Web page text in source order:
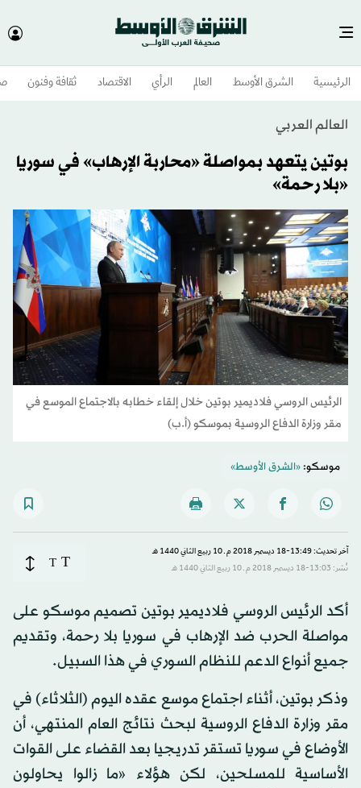
الرئيسية الشرق الأوسط​ العالم الرأي الاقتصاد ثقافة وفنون
العالم العربي
بوتين يتعهد بمواصلة «محاربة الإرهاب» في سوريا
«بلا رحمة»
الرئيس الروسي فلاديمير بوتين خلال إلقاء خطابه بالاجتماع الموسع في
مقر وزارة الدفاع الروسية بموسكو (أ.ب)
موسكو:«الشرق الأوسط»
آخر تحديث: 13:49-18 ديسمبر 2018 م ـ 10 ربيع الثاني 1440 هـ
نُشر: 13:03-18 ديسمبر 2018 م ـ 10 ربيع الثاني 1440 هـ
T
T
أكد الرئيس الروسي فلاديمير بوتين تصميم موسكو على
مواصلة الحرب ضد الإرهاب في سوريا بلا رحمة، وتقديم
جميع أنواع الدعم للنظام السوري في هذا السبيل.
وذكر بوتين، أثناء اجتماع موسع عقده اليوم (الثلاثاء) في
مقر وزارة الدفاع الروسية لبحث نتائج العام المنتهي، أن
الأوضاع في سوريا تستقر تدريجيا بعد القضاء على القوات
الأساسية للمسلحين، لكن هؤلاء «ما زالوا يحاولون